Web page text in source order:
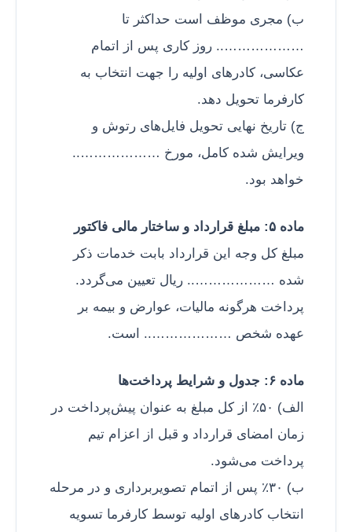
ب) مجری موظف است حداکثر تا
……………….. روز کاری پس از اتمام
عکاسی، کادرهای اولیه را جهت انتخاب به
کارفرما تحویل دهد.
ج) تاریخ نهایی تحویل فایل‌های رتوش و
ویرایش شده کامل، مورخ ………………..
خواهد بود.
ماده ۵: مبلغ قرارداد و ساختار مالی فاکتور
مبلغ کل وجه این قرارداد بابت خدمات ذکر
شده ……………….. ریال تعیین می‌گردد.
پرداخت هرگونه مالیات، عوارض و بیمه بر
عهده شخص ……………….. است.
ماده ۶: جدول و شرایط پرداخت‌ها
الف) ۵۰٪ از کل مبلغ به عنوان پیش‌پرداخت در
زمان امضای قرارداد و قبل از اعزام تیم
پرداخت می‌شود.
ب) ۳۰٪ پس از اتمام تصویربرداری و در مرحله
انتخاب کادرهای اولیه توسط کارفرما تسویه